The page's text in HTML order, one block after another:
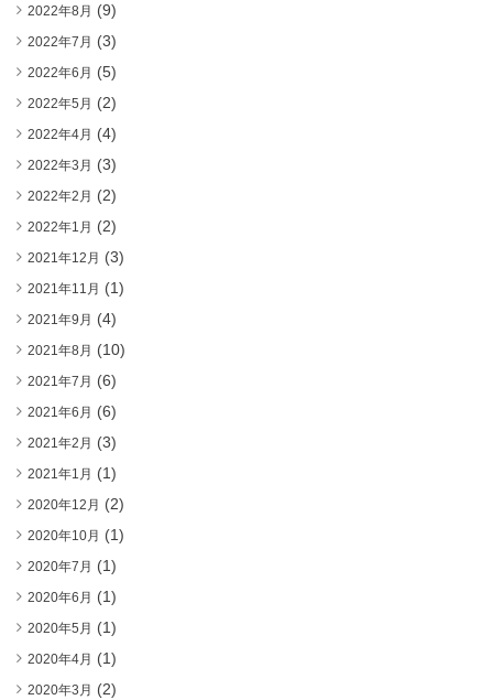
2022年8月 (9)
2022年7月 (3)
2022年6月 (5)
2022年5月 (2)
2022年4月 (4)
2022年3月 (3)
2022年2月 (2)
2022年1月 (2)
2021年12月 (3)
2021年11月 (1)
2021年9月 (4)
2021年8月 (10)
2021年7月 (6)
2021年6月 (6)
2021年2月 (3)
2021年1月 (1)
2020年12月 (2)
2020年10月 (1)
2020年7月 (1)
2020年6月 (1)
2020年5月 (1)
2020年4月 (1)
2020年3月 (2)